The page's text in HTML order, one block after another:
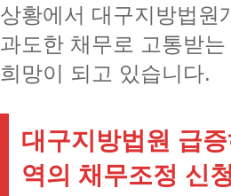
상황에서 대구지방법원
과도한 채무로 고통받
희망이 되고 있습니다.
대구지방법원 급
역의 채무조정 신